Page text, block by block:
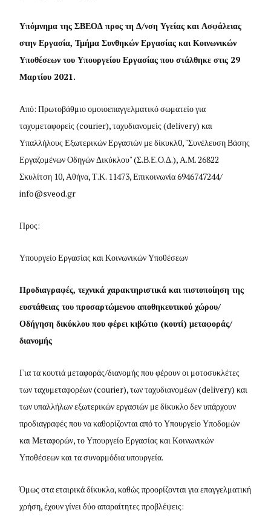
Υπόμνημα της ΣΒΕΟΔ προς τη Δ/νση Υγείας και Ασφάλειας
στην Εργασία, Τμήμα Συνθηκών Εργασίας και Κοινωνικών
Υποθέσεων του Υπουργείου Εργασίας που στάλθηκε στις 29
Μαρτίου 2021.
Από: Πρωτοβάθμιο ομοιοεπαγγελματικό σωματείο για
ταχυμεταφορείς (courier), ταχυδιανομείς (delivery) και
Υπαλλήλους Εξωτερικών Εργασιών με δίκυκλ0, "Συνέλευση Βάσης
Εργαζομένων Οδηγών Δικύκλου" (Σ.Β.Ε.Ο.Δ.), Α.Μ. 26822
Σκυλίτση 10, Αθήνα, Τ.Κ. 11473, Επικοινωνία 6946747244/
info@sveod.gr
Προς:
Υπουργείο Εργασίας και Κοινωνικών Υποθέσεων
Προδιαγραφές, τεχνικά χαρακτηριστικά και πιστοποίηση της
ευστάθειας του προσαρτώμενου αποθηκευτικού χώρου/
Οδήγηση δικύκλου που φέρει κιβώτιο (κουτί) μεταφοράς/
διανομής
Για τα κουτιά μεταφοράς/διανομής που φέρουν οι μοτοσυκλέτες
των ταχυμεταφορέων (courier), των ταχυδιανομέων (delivery) και
των υπαλλήλων εξωτερικών εργασιών με δίκυκλο δεν υπάρχουν
προδιαγραφές που να καθορίζονται από το Υπουργείο Υποδομών
και Μεταφορών, το Υπουργείο Εργασίας και Κοινωνικών
Υποθέσεων και τα συναρμόδια υπουργεία.
Όμως στα εταιρικά δίκυκλα, καθώς προορίζονται για επαγγελματική
χρήση, έχουν γίνει δύο απαραίτητες προβλέψεις: